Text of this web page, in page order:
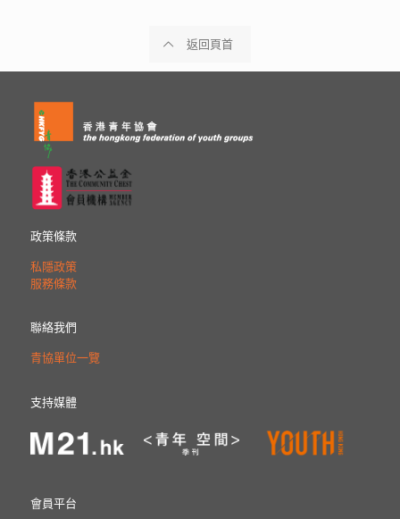
返回頁首
政策條款
私隱政策
服務條款
聯絡我們
青協單位一覽
支持媒體
會員平台